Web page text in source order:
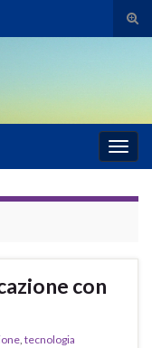
il
la
con
tecnologia